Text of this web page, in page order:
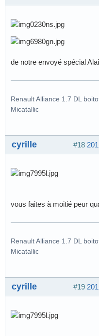
de notre envoyé spécial
Renault Alliance 1.7 DL
Micatallic
#18
cyrille
vous faites à moitié peur
Renault Alliance 1.7 DL
Micatallic
#19
cyrille